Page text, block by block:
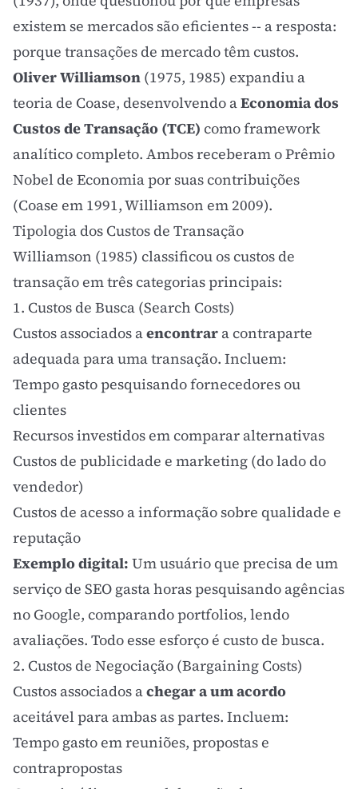
existem se mercados são eficientes -- a resposta:
porque transações de mercado têm custos.
Oliver Williamson (1975, 1985) expandiu a
teoria de Coase, desenvolvendo aEconomia dos
Custos de Transação (TCE) como framework
analítico completo. Ambos receberam o Prêmio
Nobel de Economia por suas contribuições
(Coase em 1991, Williamson em 2009).
Tipologia dos Custos de Transação
Williamson (1985) classificou os custos de
transação em três categorias principais:
1. Custos de Busca (Search Costs)
Custos associados aencontrar a contraparte
adequada para uma transação. Incluem:
Tempo gasto pesquisando fornecedores ou
clientes
Recursos investidos em comparar alternativas
Custos de publicidade e marketing (do lado do
vendedor)
Custos de acesso a informação sobre qualidade e
reputação
Exemplo digital: Um usuário que precisa de um
serviço de SEO gasta horas pesquisando agências
no Google, comparando portfolios, lendo
avaliações. Todo esse esforço é custo de busca.
2. Custos de Negociação (Bargaining Costs)
Custos associados achegar a um acordo
aceitável para ambas as partes. Incluem:
Tempo gasto em reuniões, propostas e
contrapropostas